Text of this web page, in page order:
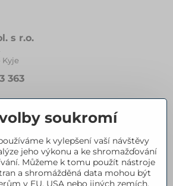
s r​.o​.
Kyje
363
produktů
soukromí
k vylepšení vaší návštěvy
jeho výkonu a ke shromažďování
Můžeme k tomu použít nástroje
a shromážděná data mohou být
v EU, USA nebo jiných zemích.